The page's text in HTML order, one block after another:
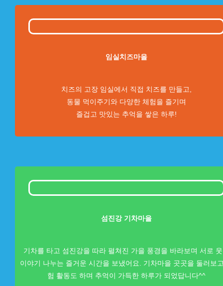
임실치즈마을
치즈의 고장 임실에서 직접 치즈를 만들고,
동물 먹이주기와 다양한 체험을 즐기며
즐겁고 맛있는 추억을 쌓은 하루!
섬진강 기차마을
기차를 타고 섬진강을 따라 펼쳐진 가을 풍경을 바라보며 서로
이야기 나누는 즐거운 시간을 보냈어요. 기차마을 곳곳을 둘러보
험 활동도 하며 추억이 가득한 하루가 되었답니다^^